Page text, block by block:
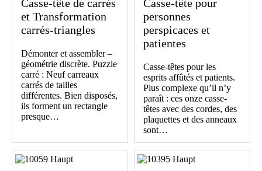
Casse-tête de carrés
et Transformation
carrés-triangles
Démonter et assembler –
géométrie discrète. Puzzle
carré : Neuf carreaux
carrés de tailles
différentes. Bien disposés,
ils forment un rectangle
presque…
Casse-tête pour
personnes
perspicaces et
patientes
Casse-têtes pour les
esprits affûtés et patients.
Plus complexe qu’il n’y
paraît : ces onze casse-
têtes avec des cordes, des
plaquettes et des anneaux
sont…